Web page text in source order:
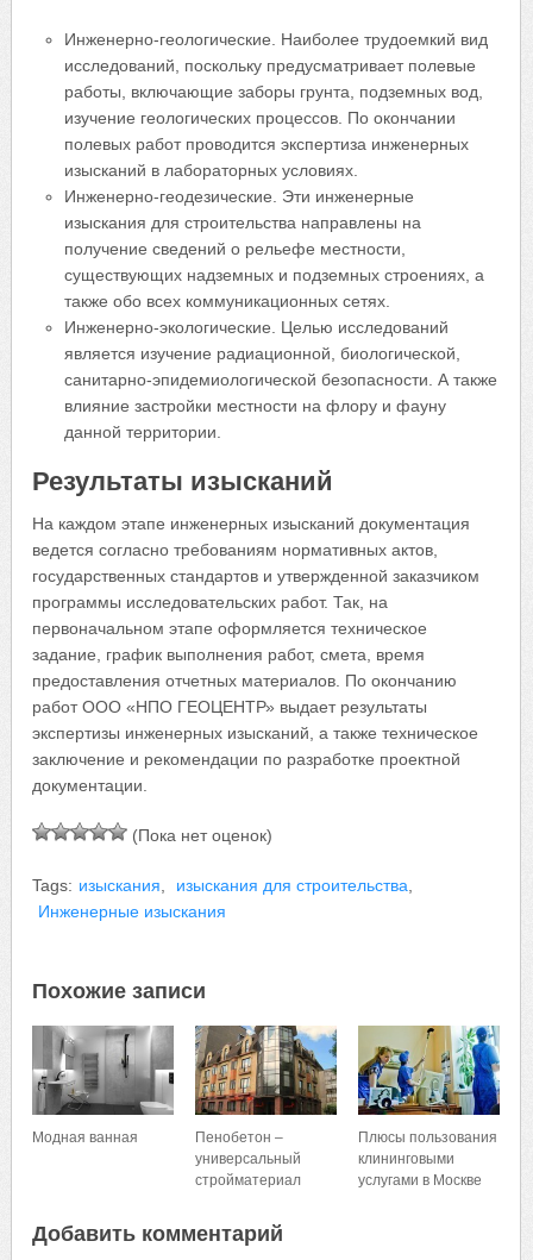
Инженерно-геологические. Наиболее трудоемкий вид
исследований, поскольку предусматривает полевые
работы, включающие заборы грунта, подземных вод,
изучение геологических процессов. По окончании
полевых работ проводится экспертиза инженерных
изысканий в лабораторных условиях.
Инженерно-геодезические. Эти инженерные
изыскания для строительства направлены на
получение сведений о рельефе местности,
существующих надземных и подземных строениях, а
также обо всех коммуникационных сетях.
Инженерно-экологические. Целью исследований
является изучение радиационной, биологической,
санитарно-эпидемиологической безопасности. А также
влияние застройки местности на флору и фауну
данной территории.
Результаты изысканий
На каждом этапе инженерных изысканий документация
ведется согласно требованиям нормативных актов,
государственных стандартов и утвержденной заказчиком
программы исследовательских работ. Так, на
первоначальном этапе оформляется техническое
задание, график выполнения работ, смета, время
предоставления отчетных материалов. По окончанию
работ ООО «НПО ГЕОЦЕНТР» выдает результаты
экспертизы инженерных изысканий, а также техническое
заключение и рекомендации по разработке проектной
документации.
(Пока нет оценок)
Tags: изыскания, изыскания для строительства,
Инженерные изыскания
Похожие записи
Модная ванная
Пенобетон –
универсальный
стройматериал
Плюсы пользования
клининговыми
услугами в Москве
Добавить комментарий